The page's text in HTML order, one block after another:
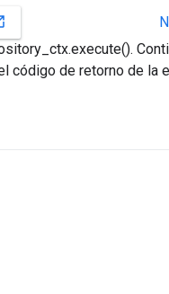
código de retorno de la